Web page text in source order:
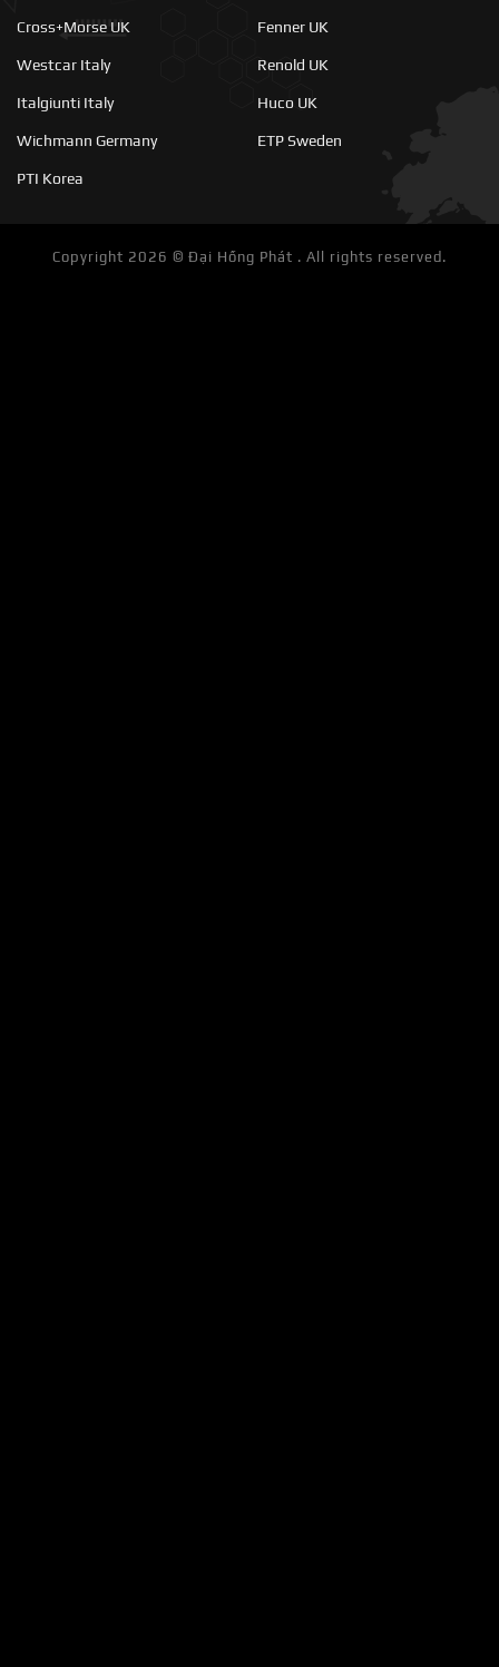
Cross+Morse UK
Westcar Italy
Italgiunti Italy
Wichmann Germany
PTI Korea
Fenner UK
Renold UK
Huco UK
ETP Sweden
Copyright 2026 © Đại Hồng Phát . All rights reserved.